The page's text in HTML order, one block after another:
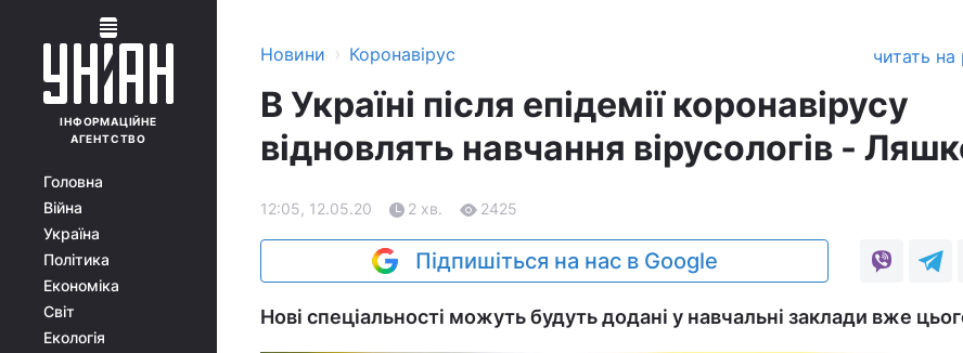
ІНФОРМАЦІЙНЕ
АГЕНТСТВО
Головна
Війна
Україна
Політика
Економіка
Світ
Екологія
Новини › Коронавірус читать
В Україні після епідемії коронавірусу
відновлять навчання вірусологів -
12:05, 12.05.20 2 хв. 2425
Підпишіться на нас в Google
Нові спеціальності можуть будуть додані у навчальні заклади вже